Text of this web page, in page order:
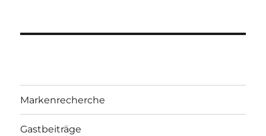
Markenrecherche
Gastbeiträge